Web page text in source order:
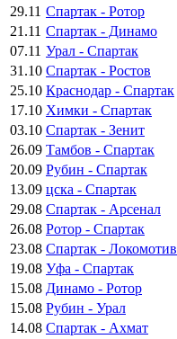
29.11 Спартак - Ротор
21.11 Спартак - Динамо
07.11 Урал - Спартак
31.10 Спартак - Ростов
25.10 Краснодар - Спартак
17.10 Химки - Спартак
03.10 Спартак - Зенит
26.09 Тамбов - Спартак
20.09 Рубин - Спартак
13.09 цска - Спартак
29.08 Спартак - Арсенал
26.08 Ротор - Спартак
23.08 Спартак - Локомотив
19.08 Уфа - Спартак
15.08 Динамо - Ротор
15.08 Рубин - Урал
14.08 Спартак - Ахмат